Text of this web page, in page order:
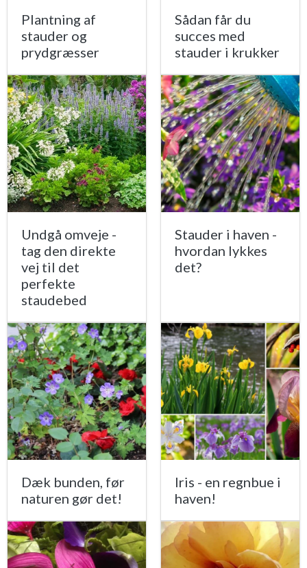
Plantning af
stauder og
prydgræsser
Sådan får du
succes med
stauder i krukker
Undgå omveje -
tag den direkte
vej til det
perfekte
staudebed
Stauder i haven -
hvordan lykkes
det?
Dæk bunden, før
naturen gør det!
Iris - en regnbue i
haven!